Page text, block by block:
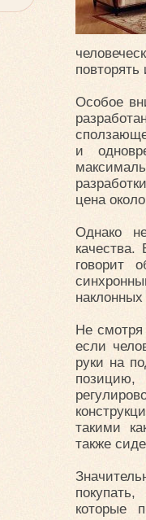
повторять
Особое
и
цена
Однако
говорит
наклонных
Не смотря
если
руки на
позицию,
такими
также
которые